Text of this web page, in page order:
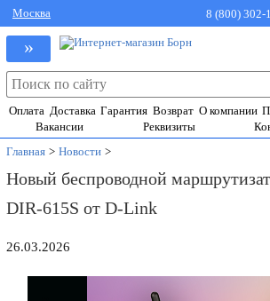
Москва 8 (800) 302-
»
Оплата Доставка Гарантия Возврат О компании
Вакансии
Реквизиты
Главная > Новости >
Новый беспроводной
DIR-615S от D-Link
26.03.2026